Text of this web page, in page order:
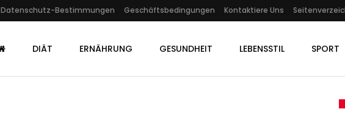
Datenschutz-Bestimmungen Geschäftsbedingungen Kontaktiere Uns
DIÄT ERNÄHRUNG GESUNDHEIT LEBENSSTIL SPORT